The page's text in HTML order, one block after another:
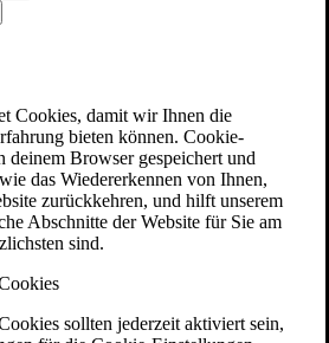
Cookies, damit wir Ihnen die
bieten können. Cookie-
Browser gespeichert und
das Wiedererkennen von Ihnen,
zurückkehren, und hilft unserem
Abschnitte der Website für Sie am
sind.
sollten jederzeit aktiviert sein,